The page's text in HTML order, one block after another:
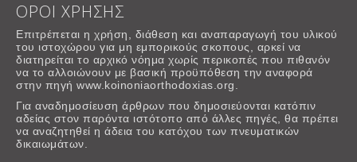
ΟΡΟΙ ΧΡΗΣΗΣ
Επιτρέπεται η χρήση, διάθεση και αναπαραγωγή του υλικού
του ιστοχώρου για μη εμπορικούς σκοπους, αρκεί να
διατηρείται το αρχικό νόημα χωρίς περικοπές που πιθανόν
να το αλλοιώνουν με βασική προϋπόθεση την αναφορά
στην πηγή www.koinoniaorthodoxias.org.
Για αναδημοσίευση άρθρων που δημοσιεύονται κατόπιν
αδείας στον παρόντα ιστότοπο από άλλες πηγές, θα πρέπει
να αναζητηθεί η άδεια του κατόχου των πνευματικών
δικαιωμάτων.